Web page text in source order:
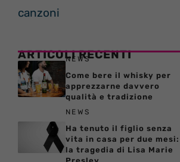
canzoni
ARTICOLI RECENTI
NEWS
Come bere il whisky per
apprezzarne davvero
qualità e tradizione
NEWS
Ha tenuto il figlio senza
vita in casa per due mesi:
la tragedia di Lisa Marie